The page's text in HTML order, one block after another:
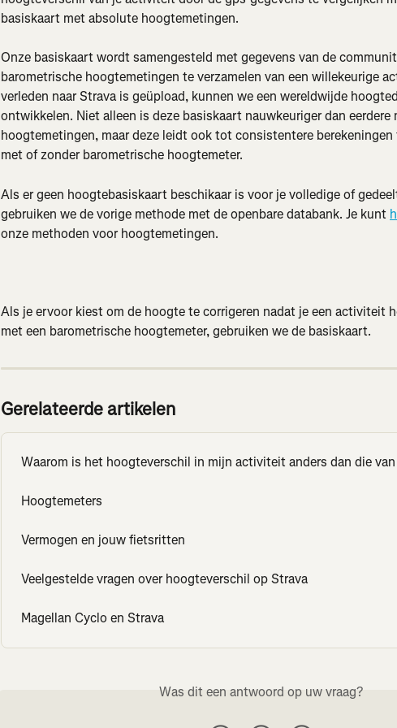
basiskaart met absolute hoogtemetingen.
Onze basiskaart wordt samengesteld met gegevens van de
barometrische hoogtemetingen te verzamelen van een willekeurige
verleden naar Strava is geüpload, kunnen we een wereldwijde
ontwikkelen. Niet alleen is deze basiskaart nauwkeuriger dan eerdere
hoogtemetingen, maar deze leidt ook tot consistentere berekeningen
met of zonder barometrische hoogtemeter.
Als er geen hoogtebasiskaart beschikaar is voor je volledige of
gebruiken we de vorige methode met de openbare databank. Je kunt
onze methoden voor hoogtemetingen.
Als je ervoor kiest om de hoogte te corrigeren nadat je een activiteit
met een barometrische hoogtemeter, gebruiken we de basiskaart.
Gerelateerde artikelen
Waarom is het hoogteverschil in mijn activiteit anders dan die
Hoogtemeters
Vermogen en jouw fietsritten
Veelgestelde vragen over hoogteverschil op Strava
Magellan Cyclo en Strava
Was dit een antwoord op uw vraag?